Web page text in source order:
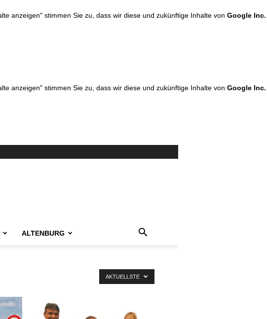
anzeigen" stimmen Sie zu, dass wir diese und zukünftige Inhalte von Google Inc.
anzeigen" stimmen Sie zu, dass wir diese und zukünftige Inhalte von Google Inc.
ALTENBURG
AKTUELLSTE